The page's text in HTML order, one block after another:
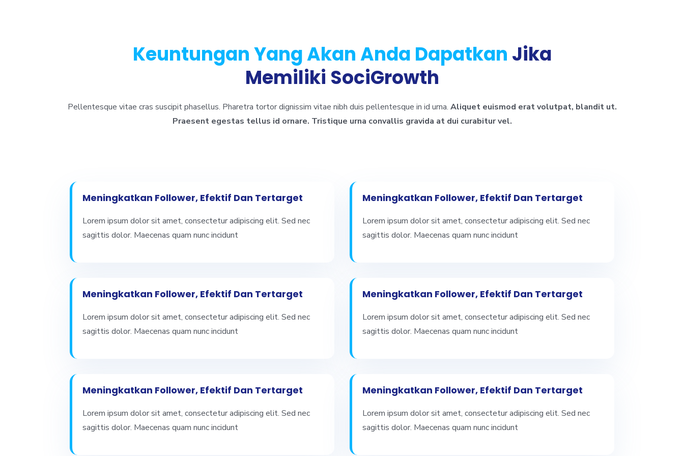
Keuntungan Yang Akan Anda Dapatkan Jika
Memiliki SociGrowth
Pellentesque vitae cras suscipit phasellus. Pharetra tortor dignissim vitae nibh duis pellentesque in id urna. Aliquet euismod erat volutpat, blandit ut.
Praesent egestas tellus id ornare. Tristique urna convallis gravida at dui curabitur vel.
Meningkatkan Follower, Efektif Dan Tertarget
Lorem ipsum dolor sit amet, consectetur adipiscing elit. Sed nec
sagittis dolor. Maecenas quam nunc incidunt
Meningkatkan Follower, Efektif Dan Tertarget
Lorem ipsum dolor sit amet, consectetur adipiscing elit. Sed nec
sagittis dolor. Maecenas quam nunc incidunt
Meningkatkan Follower, Efektif Dan Tertarget
Lorem ipsum dolor sit amet, consectetur adipiscing elit. Sed nec
sagittis dolor. Maecenas quam nunc incidunt
Meningkatkan Follower, Efektif Dan Tertarget
Lorem ipsum dolor sit amet, consectetur adipiscing elit. Sed nec
sagittis dolor. Maecenas quam nunc incidunt
Meningkatkan Follower, Efektif Dan Tertarget
Lorem ipsum dolor sit amet, consectetur adipiscing elit. Sed nec
sagittis dolor. Maecenas quam nunc incidunt
Meningkatkan Follower, Efektif Dan Tertarget
Lorem ipsum dolor sit amet, consectetur adipiscing elit. Sed nec
sagittis dolor. Maecenas quam nunc incidunt